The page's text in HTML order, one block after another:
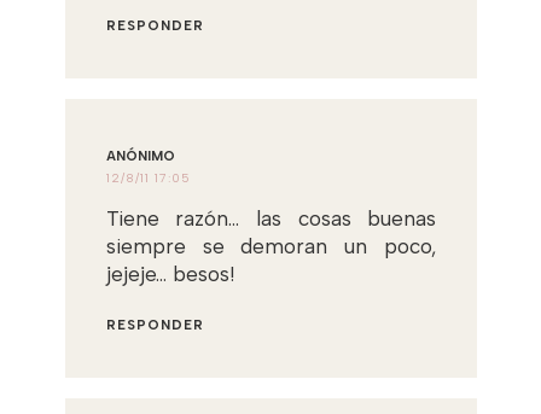
RESPONDER
ANÓNIMO
12/8/11 17:05
Tiene razón... las cosas buenas
siempre se demoran un poco,
jejeje... besos!
RESPONDER